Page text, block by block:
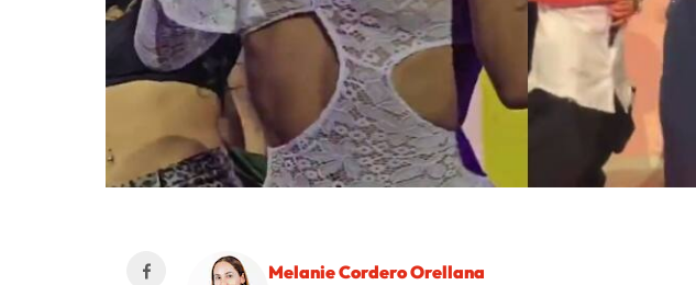
Melanie Cordero Orellana